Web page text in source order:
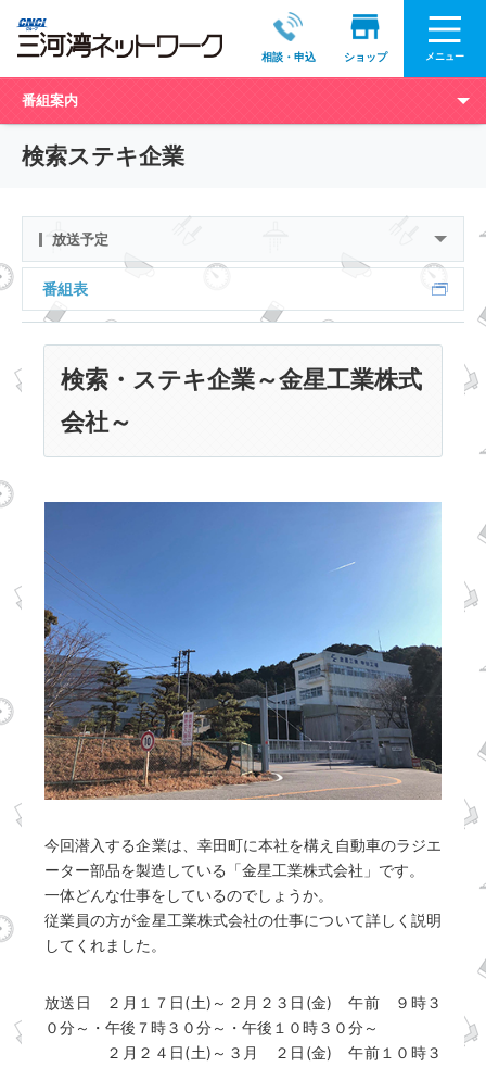
相談・申込 ショップ メニュー
番組案内
検索ステキ企業
放送予定
番組表
検索・ステキ企業～金星工業株式
会社～
今回潜入する企業は、幸田町に本社を構え自動車のラジエ
ーター部品を製造している「金星工業株式会社」です。
一体どんな仕事をしているのでしょうか。
従業員の方が金星工業株式会社の仕事について詳しく説明
してくれました。
放送日 ２月１７日(土)～２月２３日(金) 午前 ９時３
０分～・午後７時３０分～・午後１０時３０分～
２月２４日(土)～３月 ２日(金) 午前１０時３